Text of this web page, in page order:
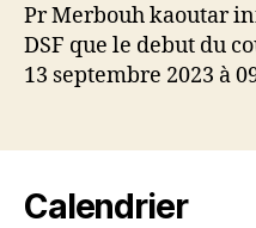
Pr Merbouh kaoutar
DSF que le debut du
13 septembre 2023 à
Calendrier